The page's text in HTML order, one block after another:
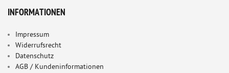
INFORMATIONEN
Impressum
Widerrufsrecht
Datenschutz
AGB / Kundeninformationen